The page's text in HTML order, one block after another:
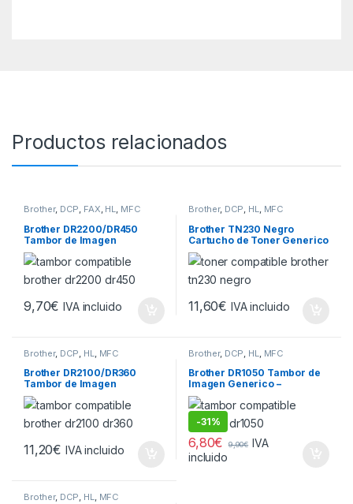
Productos relacionados
Brother, DCP, FAX, HL, MFC
Brother DR2200/DR450
Tambor de Imagen
Generico (Drum)
9,70€ IVA incluido
Brother, DCP, HL, MFC
Brother TN230 Negro
Cartucho de Toner Generico
– Reemplaza TN230BK
11,60€ IVA incluido
Brother, DCP, HL, MFC
Brother DR2100/DR360
Tambor de Imagen
Generico (Drum)
11,20€ IVA incluido
Brother, DCP, HL, MFC
Brother DR1050 Tambor de
Imagen Generico –
Reemplaza DR-1050 (Drum)
-31%
6,80€ 9,90€ IVA
incluido
Brother, DCP, HL, MFC